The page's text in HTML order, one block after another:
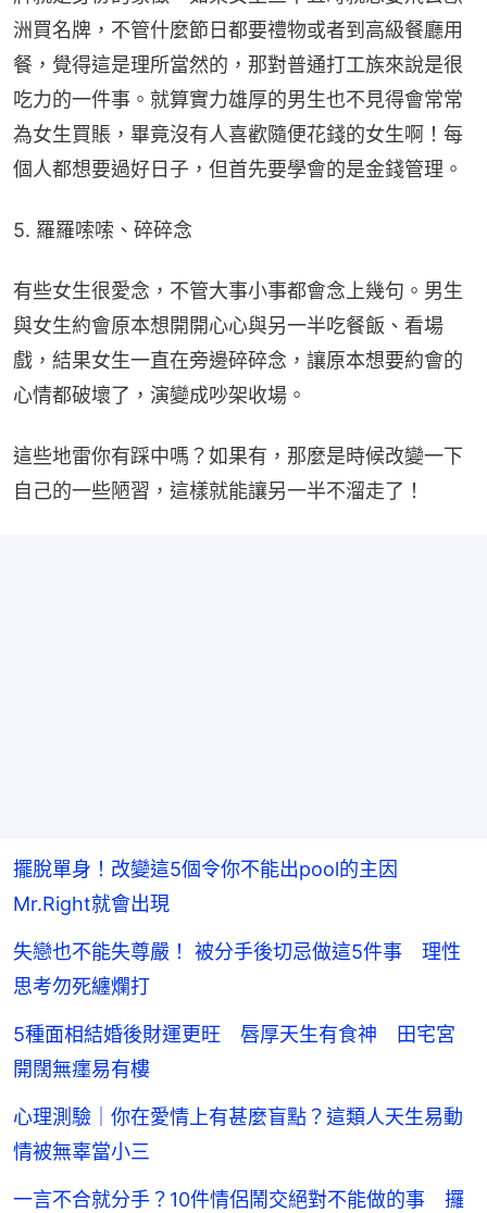
洲買名牌，不管什麼節日都要禮物或者到高級餐廳用
餐，覺得這是理所當然的，那對普通打工族來說是很
吃力的一件事。就算實力雄厚的男生也不見得會常常
為女生買賬，畢竟沒有人喜歡隨便花錢的女生啊！每
個人都想要過好日子，但首先要學會的是金錢管理。
5. 羅羅嗦嗦、碎碎念
有些女生很愛念，不管大事小事都會念上幾句。男生
與女生約會原本想開開心心與另一半吃餐飯、看場
戲，結果女生一直在旁邊碎碎念，讓原本想要約會的
心情都破壞了，演變成吵架收場。
這些地雷你有踩中嗎？如果有，那麼是時候改變一下
自己的一些陋習，這樣就能讓另一半不溜走了！
擺脫單身！改變這5個令你不能出pool的主因
Mr.Right就會出現
失戀也不能失尊嚴！ 被分手後切忌做這5件事 理性
思考勿死纏爛打
5種面相結婚後財運更旺 唇厚天生有食神 田宅宮
開闊無癦易有樓
心理測驗｜你在愛情上有甚麼盲點？這類人天生易動
情被無辜當小三
一言不合就分手？10件情侶鬧交絕對不能做的事 攞